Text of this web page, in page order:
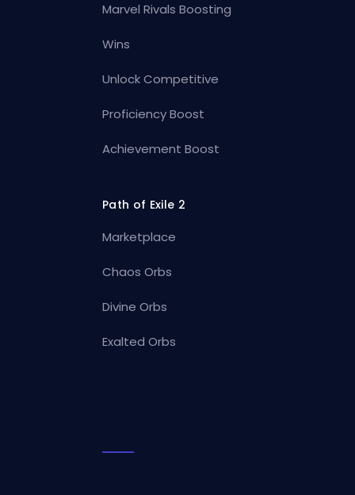
Marvel Rivals Boosting
Wins
Unlock Competitive
Proficiency Boost
Achievement Boost
Path of Exile 2
Marketplace
Chaos Orbs
Divine Orbs
Exalted Orbs